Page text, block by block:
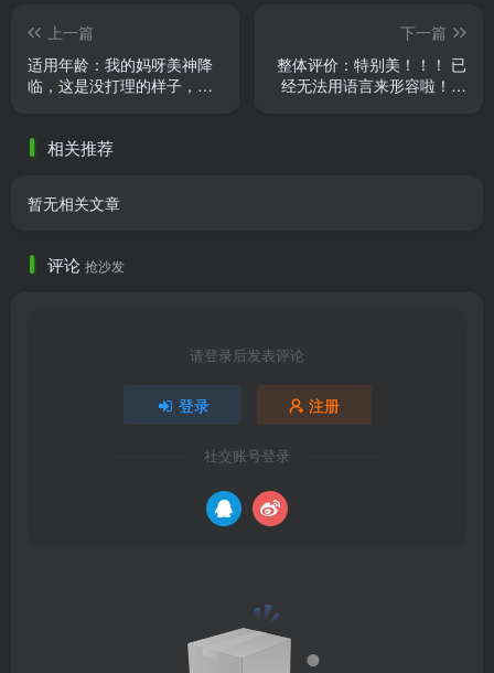
上一篇
适用年龄：我的妈呀美神降
临，这是没打理的样子，好
下一篇
整体评价：特别美！！！ 已
经无法用语言来形容啦！🥳
相关推荐
暂无相关文章
评论 抢沙发
请登录后发表评论
登录 注册
社交账号登录